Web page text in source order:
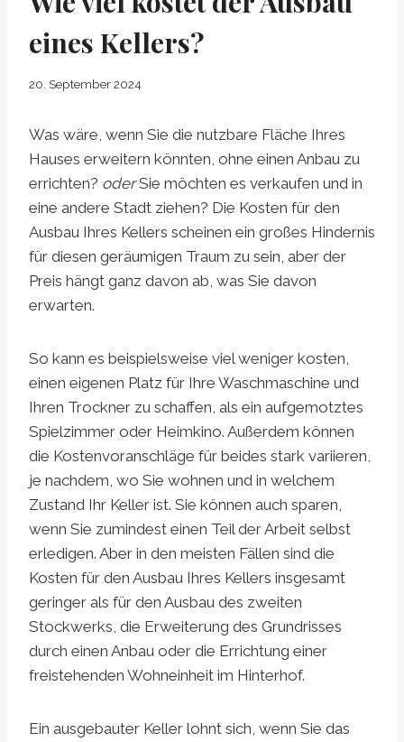
eines Kellers?
20. September 2024
Was wäre, wenn Sie die nutzbare Fläche Ihres
Hauses erweitern könnten, ohne einen Anbau zu
errichten? oderSie möchten es verkaufen und in
eine andere Stadt ziehen? Die Kosten für den
Ausbau Ihres Kellers scheinen ein großes Hindernis
für diesen geräumigen Traum zu sein, aber der
Preis hängt ganz davon ab, was Sie davon
erwarten.
So kann es beispielsweise viel weniger kosten,
einen eigenen Platz für Ihre Waschmaschine und
Ihren Trockner zu schaffen, als ein aufgemotztes
Spielzimmer oder Heimkino. Außerdem können
die Kostenvoranschläge für beides stark variieren,
je nachdem, wo Sie wohnen und in welchem ​​
Zustand Ihr Keller ist. Sie können auch sparen,
wenn Sie zumindest einen Teil der Arbeit selbst
erledigen. Aber in den meisten Fällen sind die
Kosten für den Ausbau Ihres Kellers insgesamt
geringer als für den Ausbau des zweiten
Stockwerks, die Erweiterung des Grundrisses
durch einen Anbau oder die Errichtung einer
freistehenden Wohneinheit im Hinterhof.
Ein ausgebauter Keller lohnt sich, wenn Sie das